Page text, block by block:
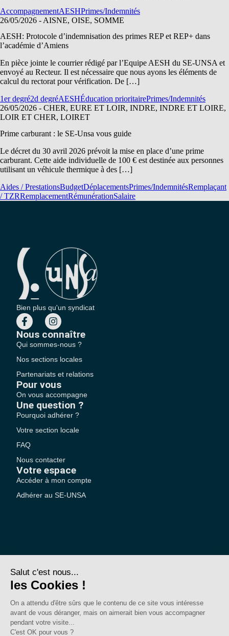
AccompagnementAESHPrimes/Indemnités
26/05/2026 - AISNE, OISE, SOMME
AESH: Protocole d’indemnisation des primes REP et REP+ dans
l’académie d’Amiens
En pièce jointe le courrier rédigé par l’Equipe AESH du SE-UNSA et
envoyé au Recteur. Il est nécessaire que nous ayons les éléments de
calcul du rectorat pour vérification. De […]
1er degré2d degréAESHÉducation prioritairePrimes/Indemnités
26/05/2026 - CHER, EURE ET LOIR, INDRE, INDRE ET LOIRE,
LOIR ET CHER, LOIRET
Prime carburant : le SE-Unsa vous guide
Le décret du 30 avril 2026 prévoit la mise en place d’une prime
carburant. Cette aide individuelle de 100 € est destinée aux personnes
utilisant un véhicule thermique à des […]
Aides / PrestationsBudgetDéplacementsPrimes/IndemnitésRemplaçant
/ TZRRemplacementRémunérationSalaire
Bien plus qu'un syndicat
Nous connaître
Qui sommes-nous ?
Nos sections locales
Partenariats et relations
Pour vous
On vous accompagne
Une question ?
Pourquoi adhérer ?
Votre section locale
FAQ
Nous contacter
Votre espace
Accéder à mon compte
Adhérer au SE-UNSA
SE-Unsa est un syndicat de l’UNSA